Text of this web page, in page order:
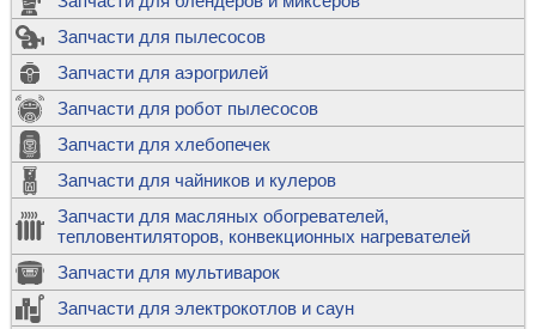
Запчасти для пылесосов
Запчасти для аэрогрилей
Запчасти для робот пылесосов
Запчасти для хлебопечек
Запчасти для чайников и кулеров
Запчасти для масляных обогревателей,
тепловентиляторов, конвекционных нагревателей
Запчасти для мультиварок
Запчасти для электрокотлов и саун